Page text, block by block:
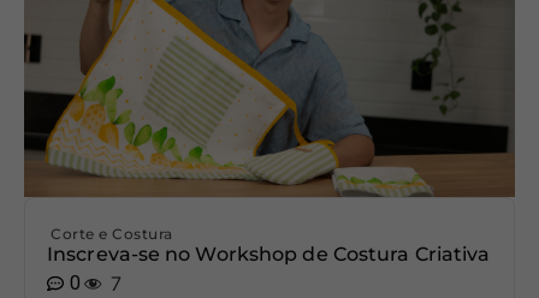
Corte e Costura
Inscreva-se no Workshop de Costura Criativa
0
7